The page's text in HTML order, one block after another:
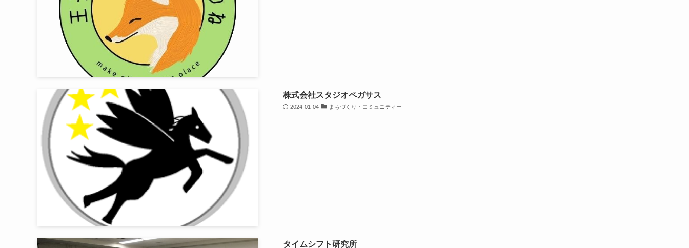
株式会社スタジオペガサス
2024-01-04 まちづくり・コミュニティー
タイムシフト研究所